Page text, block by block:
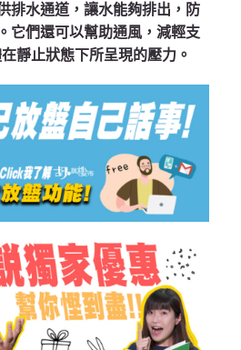
排水通道，讓水能夠排出，防
它們還可以幫助通風，減輕支
靜止狀態下所呈現的壓力。